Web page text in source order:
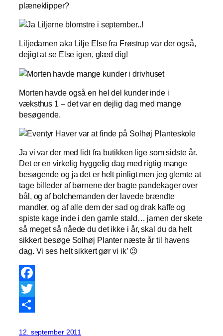
plæneklipper?
Liljedamen aka Lilje Else fra Frøstrup var der også,
dejigt at se Else igen, glæd dig!
Morten havde også en hel del kunder inde i
væksthus 1 – det var en dejlig dag med mange
besøgende.
Ja vi var der med lidt fra butikken lige som sidste år.
Det er en virkelig hyggelig dag med rigtig mange
besøgende og ja det er helt pinligt men jeg glemte at
tage billeder af børnene der bagte pandekager over
bål, og af bolchemanden der lavede brændte
mandler, og af alle dem der sad og drak kaffe og
spiste kage inde i den gamle stald… jamen der skete
så meget så nåede du det ikke i år, skal du da helt
sikkert besøge Solhøj Planter næste år til havens
dag. Vi ses helt sikkert gør vi ik’ 😉
Facebook
Twitter
12. september 2011